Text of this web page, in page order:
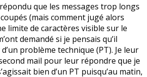
que les messages trop longs
(mais comment jugé alors
limite de caractères visible sur le
demandé si je pensais qu’il
problème technique (PT). Je leur
mail pour leur répondre que je
bien d’un PT puisqu’au matin,